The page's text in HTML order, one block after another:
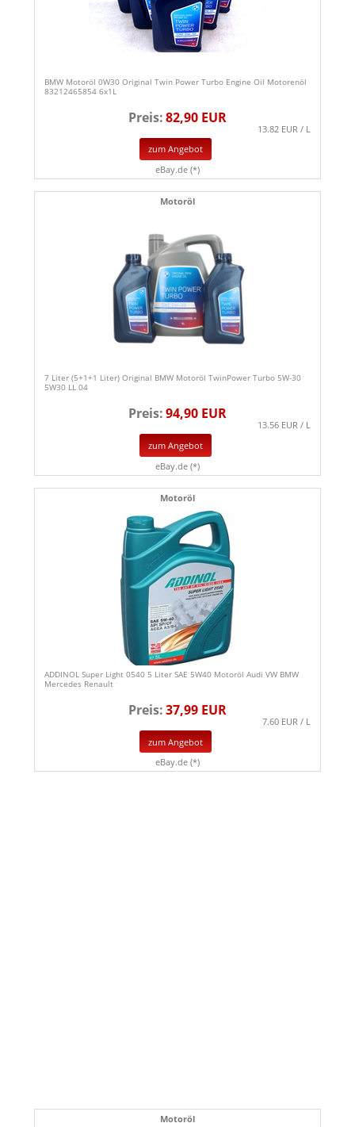
BMW Motoröl 0W30 Original Twin Power Turbo Engine Oil Motorenöl
83212465854 6x1L
Preis:82,90 EUR
13.82 EUR / L
zum Angebot
eBay.de (*)
Motoröl
7 Liter (5+1+1 Liter) Original BMW Motoröl TwinPower Turbo 5W-30
5W30 LL 04
Preis:94,90 EUR
13.56 EUR / L
zum Angebot
eBay.de (*)
Motoröl
ADDINOL Super Light 0540 5 Liter SAE 5W40 Motoröl Audi VW BMW
Mercedes Renault
Preis:37,99 EUR
7.60 EUR / L
zum Angebot
eBay.de (*)
Motoröl